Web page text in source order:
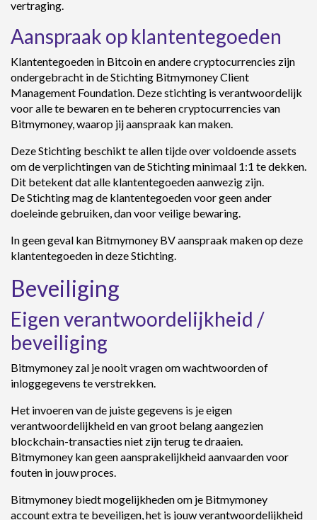
vertraging.
Aanspraak op klantentegoeden
Klantentegoeden in Bitcoin en andere cryptocurrencies zijn
ondergebracht in de Stichting Bitmymoney Client
Management Foundation. Deze stichting is verantwoordelijk
voor alle te bewaren en te beheren cryptocurrencies van
Bitmymoney, waarop jij aanspraak kan maken.
Deze Stichting beschikt te allen tijde over voldoende assets
om de verplichtingen van de Stichting minimaal 1:1 te dekken.
Dit betekent dat alle klantentegoeden aanwezig zijn.
De Stichting mag de klantentegoeden voor geen ander
doeleinde gebruiken, dan voor veilige bewaring.
In geen geval kan Bitmymoney BV aanspraak maken op deze
klantentegoeden in deze Stichting.
Beveiliging
Eigen verantwoordelijkheid /
beveiliging
Bitmymoney zal je nooit vragen om wachtwoorden of
inloggegevens te verstrekken.
Het invoeren van de juiste gegevens is je eigen
verantwoordelijkheid en van groot belang aangezien
blockchain-transacties niet zijn terug te draaien.
Bitmymoney kan geen aansprakelijkheid aanvaarden voor
fouten in jouw proces.
Bitmymoney biedt mogelijkheden om je Bitmymoney
account extra te beveiligen, het is jouw verantwoordelijkheid